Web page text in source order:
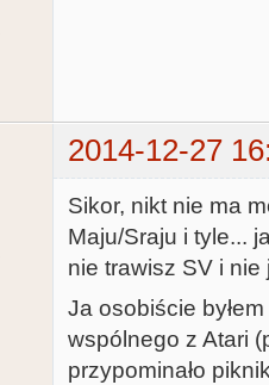
2014-12-27
Sikor, nikt nie ma
Maju/Sraju i tyle...
nie trawisz SV i nie
Ja osobiście
wspólnego z Atari
przypominało